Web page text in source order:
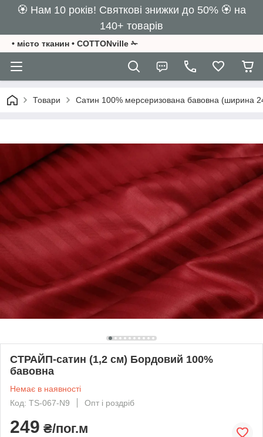
🏵️ Нам 10 років! Святкові знижки до 50% 🏵️ на
140+ товарів
• місто тканин • COTTONville ✁
Товари Сатин 100% мерсеризована бавовна (ширина
СТРАЙП-сатин (1,2 см) Бордовий 100%
бавовна
Немає в наявності
Код: TS-067-N9
Опт і роздріб
249 ₴/пог.м